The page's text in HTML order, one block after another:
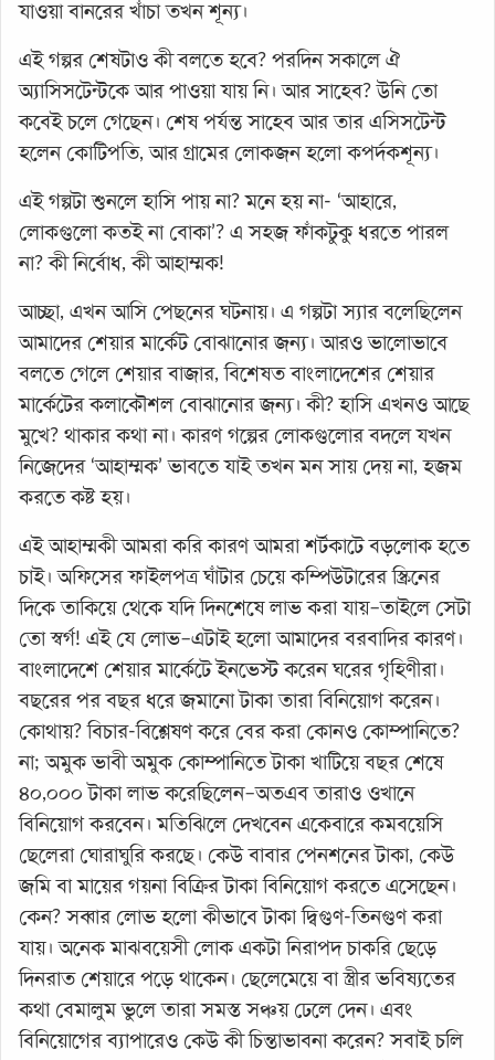
যাওয়া বানরের খাঁচা তখন শূন্য।
এই গল্পর শেষটাও কী বলতে হবে? পরদিন সকালে ঐ
অ্যাসিসটেন্টকে আর পাওয়া যায় নি। আর সাহেব? উনি তো
কবেই চলে গেছেন। শেষ পর্যন্ত সাহেব আর তার এসিসটেন্ট
হলেন কোটিপতি, আর গ্রামের লোকজন হলো কপর্দকশূন্য।
এই গল্পটা শুনলে হাসি পায় না? মনে হয় না- ‘আহারে,
লোকগুলো কতই না বোকা’? এ সহজ ফাঁকটুকু ধরতে পারল
না? কী নির্বোধ, কী আহাম্মক!
আচ্ছা, এখন আসি পেছনের ঘটনায়। এ গল্পটা স্যার বলেছিলেন
আমাদের শেয়ার মার্কেট বোঝানোর জন্য। আরও ভালোভাবে
বলতে গেলে শেয়ার বাজার, বিশেষত বাংলাদেশের শেয়ার
মার্কেটের কলাকৌশল বোঝানোর জন্য। কী? হাসি এখনও আছে
মুখে? থাকার কথা না। কারণ গল্পের লোকগুলোর বদলে যখন
নিজেদের ‘আহাম্মক’ ভাবতে যাই তখন মন সায় দেয় না, হজম
করতে কষ্ট হয়।
এই আহাম্মকী আমরা করি কারণ আমরা শর্টকাটে বড়লোক হতে
চাই। অফিসের ফাইলপত্র ঘাঁটার চেয়ে কম্পিউটারের স্ক্রিনের
দিকে তাকিয়ে থেকে যদি দিনশেষে লাভ করা যায়–তাইলে সেটা
তো স্বর্গ! এই যে লোভ–এটাই হলো আমাদের বরবাদির কারণ।
বাংলাদেশে শেয়ার মার্কেটে ইনভেস্ট করেন ঘরের গৃহিণীরা।
বছরের পর বছর ধরে জমানো টাকা তারা বিনিয়োগ করেন।
কোথায়? বিচার-বিশ্লেষণ করে বের করা কোনও কোম্পানিতে?
না; অমুক ভাবী অমুক কোম্পানিতে টাকা খাটিয়ে বছর শেষে
৪০,০০০ টাকা লাভ করেছিলেন–অতএব তারাও ওখানে
বিনিয়োগ করবেন। মতিঝিলে দেখবেন একেবারে কমবয়েসি
ছেলেরা ঘোরাঘুরি করছে। কেউ বাবার পেনশনের টাকা, কেউ
জমি বা মায়ের গয়না বিক্রির টাকা বিনিয়োগ করতে এসেছেন।
কেন? সব্বার লোভ হলো কীভাবে টাকা দ্বিগুণ-তিনগুণ করা
যায়। অনেক মাঝবয়েসী লোক একটা নিরাপদ চাকরি ছেড়ে
দিনরাত শেয়ারে পড়ে থাকেন। ছেলেমেয়ে বা স্ত্রীর ভবিষ্যতের
কথা বেমালুম ভুলে তারা সমস্ত সঞ্চয় ঢেলে দেন। এবং
বিনিয়োগের ব্যাপারেও কেউ কী চিন্তাভাবনা করেন? সবাই চলি